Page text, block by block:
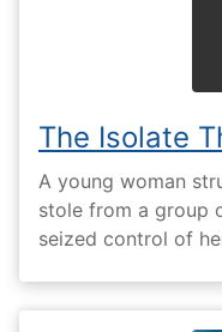
The Isolate
A young woman
stole from a group
seized control of